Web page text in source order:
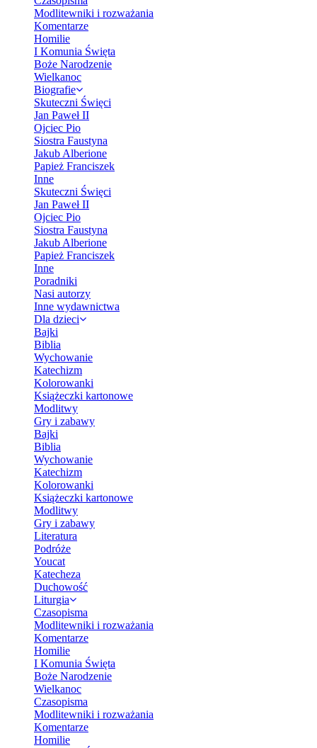
Modlitewniki i rozważania
Komentarze
Homilie
I Komunia Święta
Boże Narodzenie
Wielkanoc
Biografie
Skuteczni Święci
Jan Paweł II
Ojciec Pio
Siostra Faustyna
Jakub Alberione
Papież Franciszek
Inne
Skuteczni Święci
Jan Paweł II
Ojciec Pio
Siostra Faustyna
Jakub Alberione
Papież Franciszek
Inne
Poradniki
Nasi autorzy
Inne wydawnictwa
Dla dzieci
Bajki
Biblia
Wychowanie
Katechizm
Kolorowanki
Książeczki kartonowe
Modlitwy
Gry i zabawy
Bajki
Biblia
Wychowanie
Katechizm
Kolorowanki
Książeczki kartonowe
Modlitwy
Gry i zabawy
Literatura
Podróże
Youcat
Katecheza
Duchowość
Liturgia
Czasopisma
Modlitewniki i rozważania
Komentarze
Homilie
I Komunia Święta
Boże Narodzenie
Wielkanoc
Czasopisma
Modlitewniki i rozważania
Komentarze
Homilie